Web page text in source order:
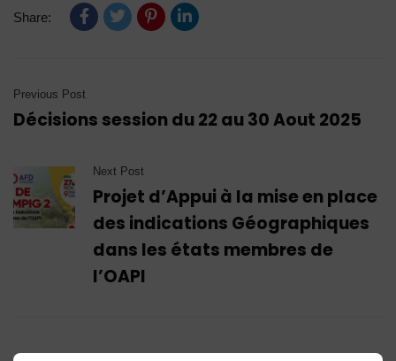
Share:
Previous Post
Décisions session du 22 au 30 Aout 2025
Next Post
Projet d’Appui à la mise en place
des indications Géographiques
dans les états membres de
l’OAPI